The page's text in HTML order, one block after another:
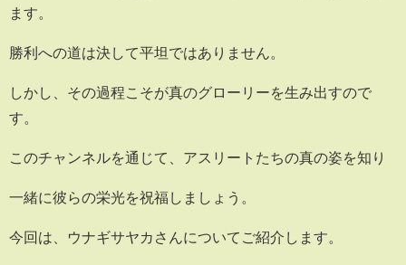
ます。
勝利への道は決して平坦ではありません。
しかし、その過程こそが真のグローリーを生み出すので
す。
このチャンネルを通じて、アスリートたちの真の姿を知り
一緒に彼らの栄光を祝福しましょう。
今回は、ウナギサヤカさんについてご紹介します。